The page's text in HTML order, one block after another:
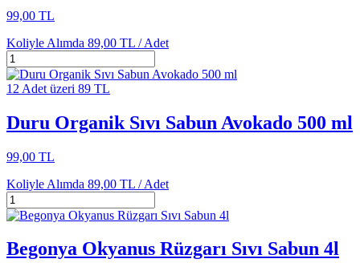
99,00 TL
Koliyle Alımda 89,00 TL /Adet
12 Adet üzeri 89 TL
Duru Organik Sıvı Sabun Avokado 500 ml
99,00 TL
Koliyle Alımda 89,00 TL /Adet
Begonya Okyanus Rüzgarı Sıvı Sabun 4l